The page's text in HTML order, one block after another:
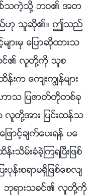
းျဖစ္သကဲ့သို႔ ဘဝ၏ အတ
သည္ဟု သူဆို၏။ ဤသည္
င့္မ်ားမွ ေျပာဆိုထားသ
င္၏ လူတို႔ကို သူစ
းက ေက်းကြၽန္မ်ား
ာသ ျပဇာတ္တိုတစ္ခု
တို႔အား ျပင္းထန္သ
ဖာင့္ခ်က္ေပးရန္ ပေ
သိမ္းခံခဲ့ၾကရၿပီးျဖစ္
းစရာမရွိျဖစ္ေစလ်
ဘုရားသခင္၏ လူတို႔ကို